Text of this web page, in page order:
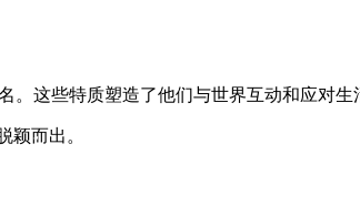
。这些特质塑造了他们与世界互动和应对生
颖而出。